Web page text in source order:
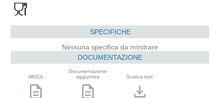
SPECIFICHE
Nessuna specifica da mostrare
DOCUMENTAZIONE
MOCA
description
Documentazione
aggiuntiva
description
Scarica tutti
download